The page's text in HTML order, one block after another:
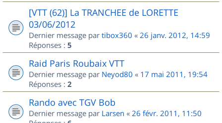
[VTT (62)] La TRANCHEE de LORETTE
03/06/2012
Dernier message par tibox360 « 26 janv. 2012, 14:59
Réponses : 5
Raid Paris Roubaix VTT
Dernier message par Neyod80 « 17 mai 2011, 19:54
Réponses : 2
Rando avec TGV Bob
Dernier message par Larsen « 26 févr. 2011, 11:50